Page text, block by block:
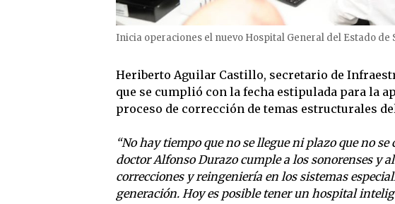
Inicia operaciones el nuevo Hospital General del Estado de
Heriberto Aguilar Castillo, secretario de
que se cumplió con la fecha estipulada para la
proceso de corrección de temas estructurales
“No hay tiempo que no se llegue ni plazo que no
doctor Alfonso Durazo cumple a los sonorenses y
correcciones y reingeniería en los sistemas
generación. Hoy es posible tener un hospital